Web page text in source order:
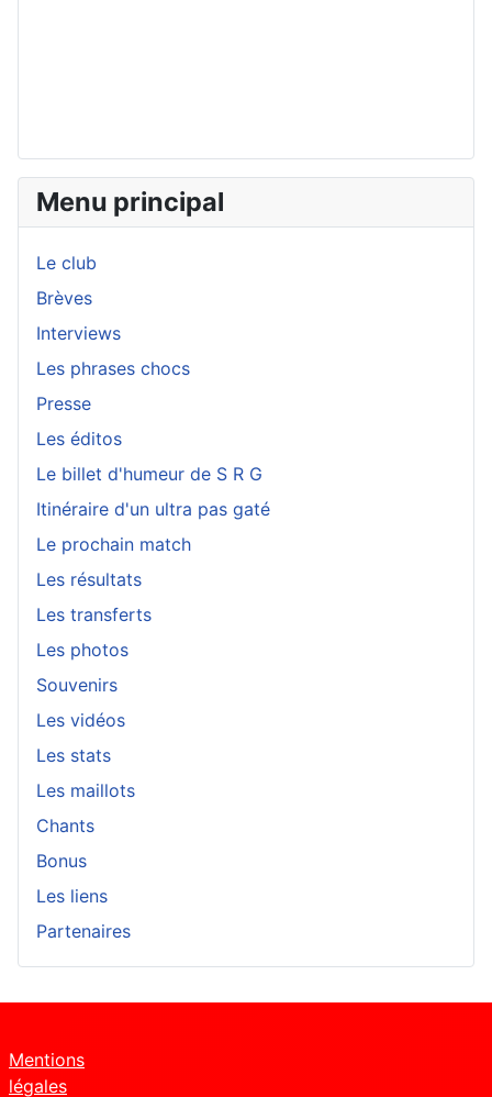
Menu principal
Le club
Brèves
Interviews
Les phrases chocs
Presse
Les éditos
Le billet d'humeur de S R G
Itinéraire d'un ultra pas gaté
Le prochain match
Les résultats
Les transferts
Les photos
Souvenirs
Les vidéos
Les stats
Les maillots
Chants
Bonus
Les liens
Partenaires
Mentions
légales